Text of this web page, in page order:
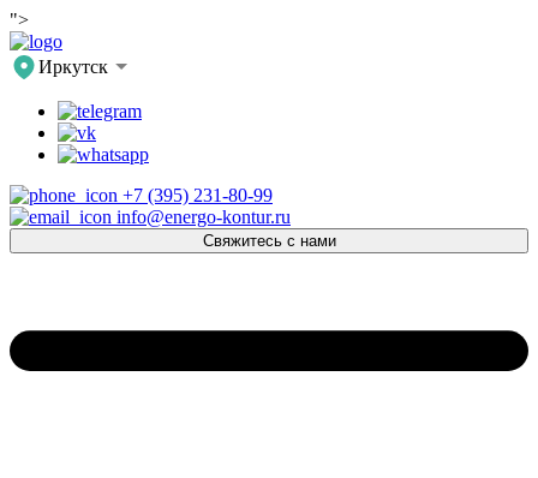
">
Иркутск
+7 (395) 231-80-99
info@energo-kontur.ru
Свяжитесь с нами